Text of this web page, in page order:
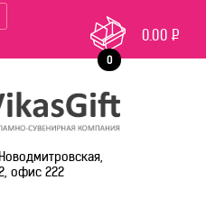
0
0.00 Р
офис 222